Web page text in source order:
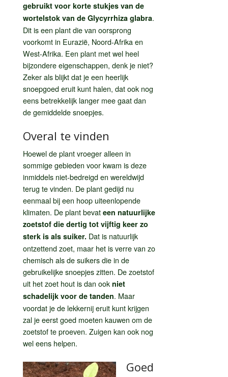
gebruikt voor korte stukjes van de
wortelstok van de Glycyrrhiza glabra.
Dit is een plant die van oorsprong
voorkomt in Eurazië, Noord-Afrika en
West-Afrika. Een plant met wel heel
bijzondere eigenschappen, denk je niet?
Zeker als blijkt dat je een heerlijk
snoepgoed eruit kunt halen, dat ook nog
eens betrekkelijk langer mee gaat dan
de gemiddelde snoepjes.
Overal te vinden
Hoewel de plant vroeger alleen in
sommige gebieden voor kwam is deze
inmiddels niet-bedreigd en wereldwijd
terug te vinden. De plant gedijd nu
eenmaal bij een hoop uiteenlopende
klimaten. De plant bevat een natuurlijke
zoetstof die dertig tot vijftig keer zo
sterk is als suiker. Dat is natuurlijk
ontzettend zoet, maar het is verre van zo
chemisch als de suikers die in de
gebruikelijke snoepjes zitten. De zoetstof
uit het zoet hout is dan ook niet
schadelijk voor de tanden. Maar
voordat je de lekkernij eruit kunt krijgen
zal je eerst goed moeten kauwen om de
zoetstof te proeven. Zuigen kan ook nog
wel eens helpen.
Goed